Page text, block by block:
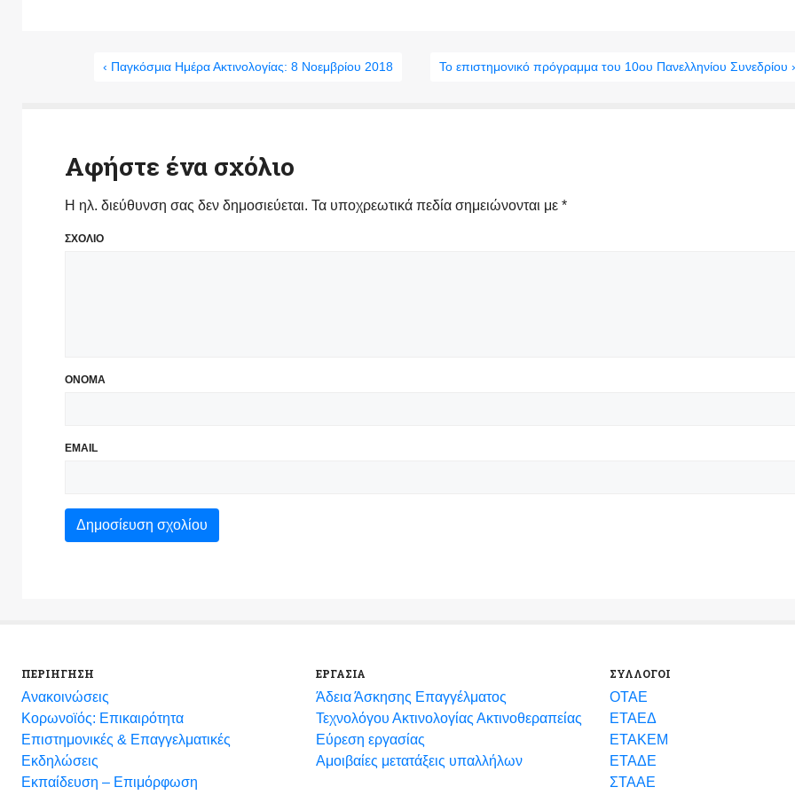
‹ Παγκόσμια Ημέρα Ακτινολογίας: 8 Νοεμβρίου 2018 Το επιστημονικό πρόγραμμα του 10ου Πανελληνίου Συνεδρίου ›
Αφήστε ένα σχόλιο
Η ηλ. διεύθυνση σας δεν δημοσιεύεται. Τα υποχρεωτικά πεδία σημειώνονται με *
ΣΧΟΛΙΟ
ΟΝΟΜΑ
EMAIL
ΠΕΡΙΗΓΗΣΗ
Ανακοινώσεις
Κορωνοϊός: Επικαιρότητα
Eπιστημονικές & Επαγγελματικές
Eκδηλώσεις
Εκπαίδευση – Επιμόρφωση
ΕΡΓΑΣΙΑ
Άδεια Άσκησης Επαγγέλματος
Τεχνολόγου Ακτινολογίας Ακτινοθεραπείας
Εύρεση εργασίας
Αμοιβαίες μετατάξεις υπαλλήλων
ΣΥΛΛΟΓΟΙ
ΟΤΑΕ
ΕΤΑΕΔ
ΕΤΑΚΕΜ
ΕΤΑΔΕ
ΣΤΑΑΕ